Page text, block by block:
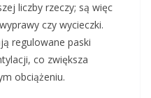
liczby rzeczy; są więc
czy wycieczki.
regulowane paski
co zwiększa
obciążeniu.